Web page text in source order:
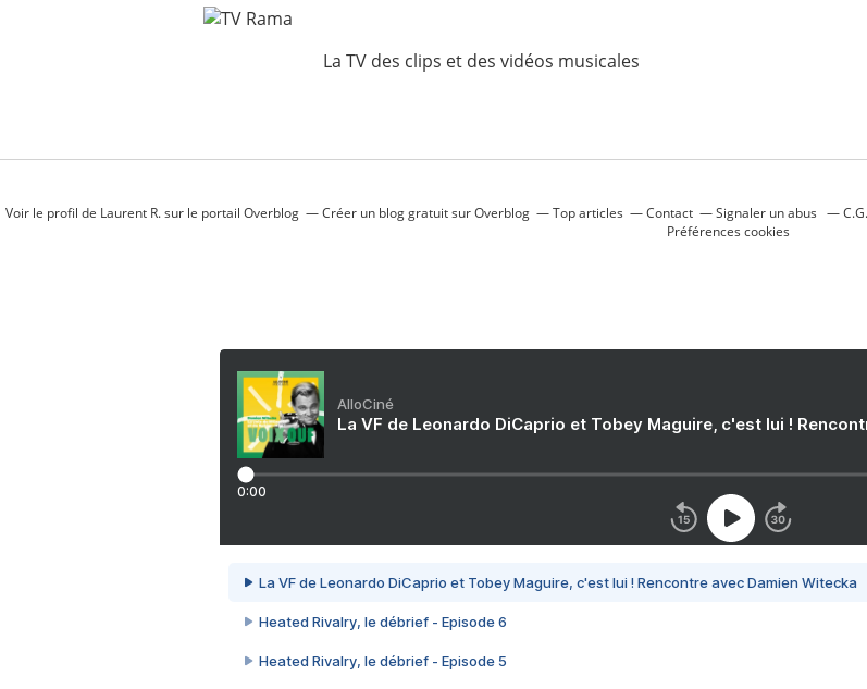
La TV des clips et des vidéos musicales
Voir le profil de Laurent R.sur le portail Overblog Créer un blog gratuit sur Overblog Top articles Contact Signaler un abus
Préférences cookies
AlloCiné
La VF de Leonardo DiCaprio et Tobey Maguire, c'est lui !
0:00
La VF de Leonardo DiCaprio et Tobey Maguire, c'est lui ! Rencontre avec Damien Witecka
Heated Rivalry, le débrief - Episode 6
Heated Rivalry, le débrief - Episode 5